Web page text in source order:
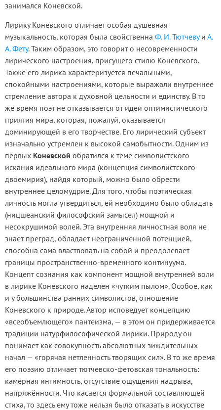
занимался Коневской.
Лирику Коневского отличает особая душевная
музыкальность, которая была свойственна Ф. И. Тютчевуи А.
А. Фету. Таким образом, это говорит о несовременности
лирического настроения, присущего стилю Коневского.
Также его лирика характеризуется печальными,
спокойными настроениями, которые выражали внутреннее
стремление автора к духовной цельности и единству. В то
же время поэт не отказывается от идеи оптимистического
приятия мира, которая, пожалуй, оказывается
доминирующей в его творчестве. Его лирический субъект
изначально устремлен к высокой самобытности. Одним из
первых Коневской обратился к теме символистского
искания идеального мира (концепция символистского
двоемирия), найдя который, можно было обрести
внутреннее целомудрие. Для того, чтобы поэтическая
личность могла утвердиться, ей необходимо было обладать
(ницшеанский философский замысел) мощной и
несокрушимой волей. Эта внутренняя личностная воля не
знает преград, обладает неограниченной потенцией,
способна сама властвовать на собой и преодолевает
границы пространственно-временного континуума.
Концепт сознания как компонент мощной внутренней воли
в лирике Коневского наделен «чутким пылом». Особое, как
и у большинства ранних символистов, отношение
Коневского к природе. Автор исповедует концепцию
«всеобъемлющего» пантеизма, — в этом он придерживается
традиции натурфилософической лирики. Природу он
понимает как совокупность абсолютных зиждительных
начал — «горячая нетленность творящих сил». В то же время
его поэзию отличает тютчевско-фетовская тональность:
камерная интимность, отсутствие ощущения надрыва,
напряжённости. Что касается формальной составляющей
стиха, то здесь ему тоже нельзя было отказать в искусстве